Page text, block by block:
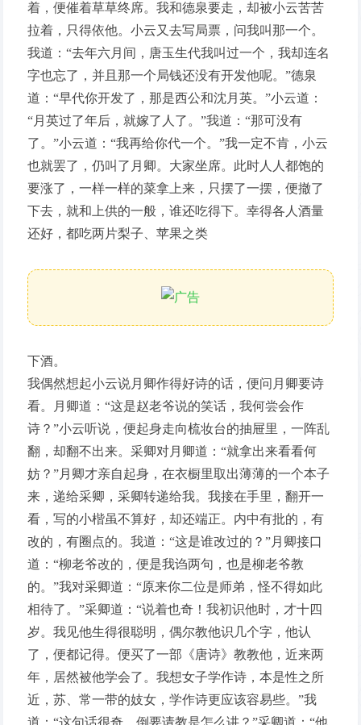
着，便催着草草终席。我和德泉要走，却被小云苦苦
拉着，只得依他。小云又去写局票，问我叫那一个。
我道：“去年六月间，唐玉生代我叫过一个，我却连名
字也忘了，并且那一个局钱还没有开发他呢。”德泉
道：“早代你开发了，那是西公和沈月英。”小云道：
“月英过了年后，就嫁了人了。”我道：“那可没有
了。”小云道：“我再给你代一个。”我一定不肯，小云
也就罢了，仍叫了月卿。大家坐席。此时人人都饱的
要涨了，一样一样的菜拿上来，只摆了一摆，便撤了
下去，就和上供的一般，谁还吃得下。幸得各人酒量
还好，都吃两片梨子、苹果之类
下酒。
我偶然想起小云说月卿作得好诗的话，便问月卿要诗
看。月卿道：“这是赵老爷说的笑话，我何尝会作
诗？”小云听说，便起身走向梳妆台的抽屉里，一阵乱
翻，却翻不出来。采卿对月卿道：“就拿出来看看何
妨？”月卿才亲自起身，在衣橱里取出薄薄的一个本子
来，递给采卿，采卿转递给我。我接在手里，翻开一
看，写的小楷虽不算好，却还端正。内中有批的，有
改的，有圈点的。我道：“这是谁改过的？”月卿接口
道：“柳老爷改的，便是我诌两句，也是柳老爷教
的。”我对采卿道：“原来你二位是师弟，怪不得如此
相待了。”采卿道：“说着也奇！我初识他时，才十四
岁。我见他生得很聪明，偶尔教他识几个字，他认
了，便都记得。便买了一部《唐诗》教教他，近来两
年，居然被他学会了。我想女子学作诗，本是性之所
近，苏、常一带的妓女，学作诗更应该容易些。”我
道：“这句话很奇，倒要请教是怎么讲？”采卿道：“他